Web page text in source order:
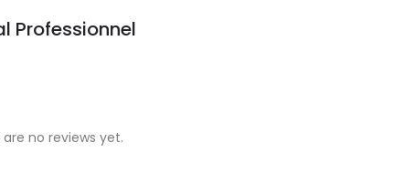
Professionnel
are no reviews yet.